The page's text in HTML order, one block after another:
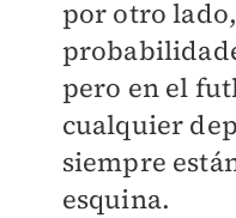
por otro
pero en el
cualquier
siempre
esquina.